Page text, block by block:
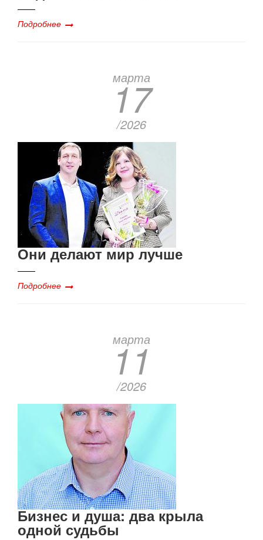
Подробнее
марта
17
/2026
Они делают мир лучше
Подробнее
марта
11
/2026
Бизнес и душа: два крыла
одной судьбы